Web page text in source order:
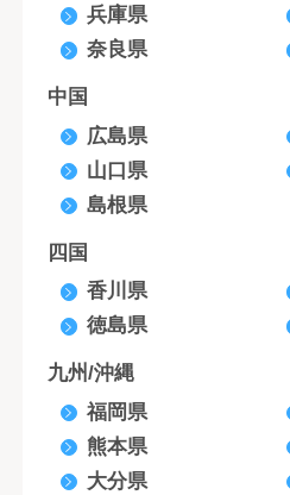
兵庫県
奈良県
中国
広島県
山口県
島根県
四国
香川県
徳島県
九州/沖縄
福岡県
熊本県
大分県